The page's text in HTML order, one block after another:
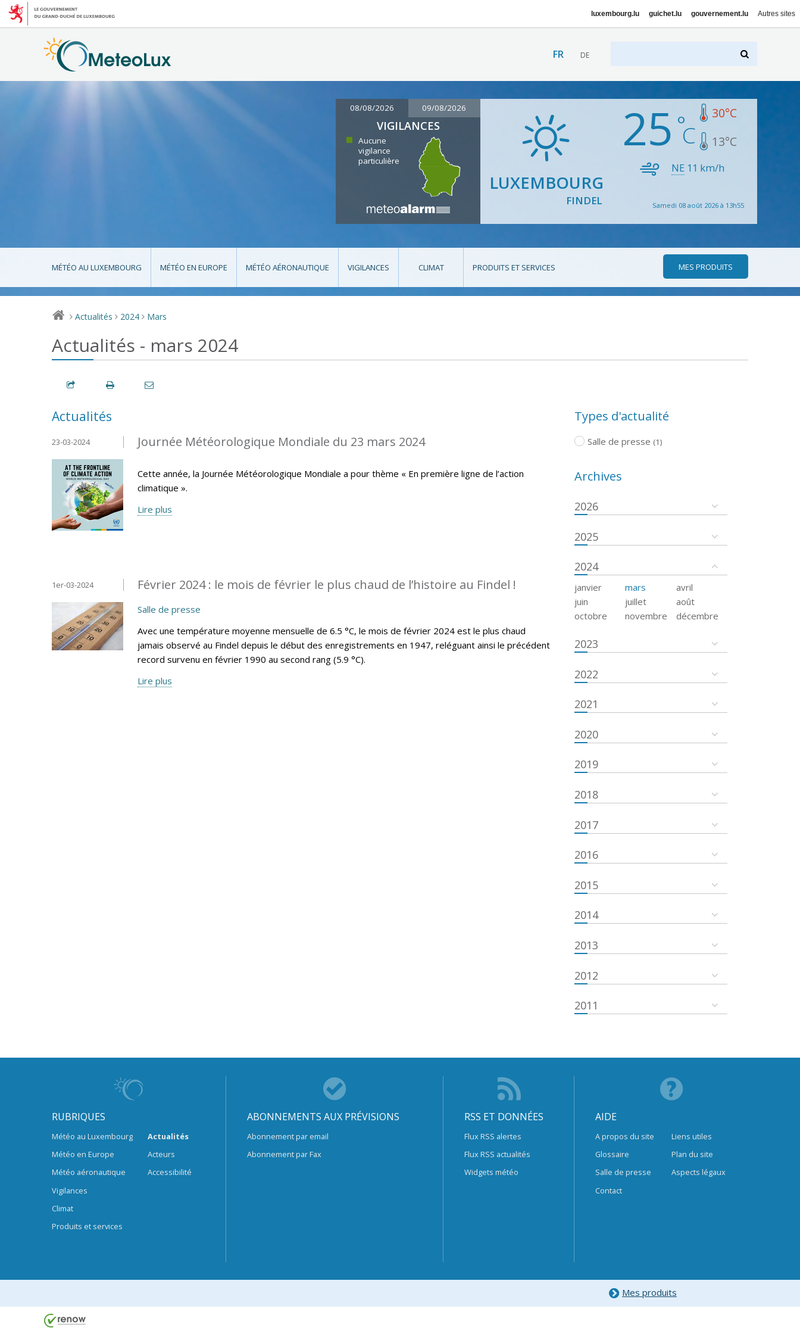
luxembourg.lu guichet.lu gouvernement.lu Autres sites
FR DE
08/08/2026 09/08/2026
VIGILANCES
Aucune
vigilance
particulière
LUXEMBOURG
FINDEL
25 30°C
13°C
NE 11 km/h
Samedi 08 août 2026 à 13h55
MÉTÉO AU LUXEMBOURG MÉTÉO EN EUROPE MÉTÉO AÉRONAUTIQUE VIGILANCES CLIMAT PRODUITS ET SERVICES MES PRODUITS
> Actualités > 2024 > Mars
Actualités - mars 2024
Actualités
Journée Météorologique Mondiale du 23 mars 2024
23-03-2024
Cette année, la Journée Météorologique Mondiale a pour thème « En première ligne de l’action
climatique ».
Lire plus
Février 2024 : le mois de février le plus chaud de l’histoire au Findel !
1er-03-2024
Salle de presse
Avec une température moyenne mensuelle de 6.5 °C, le mois de février 2024 est le plus chaud
jamais observé au Findel depuis le début des enregistrements en 1947, reléguant ainsi le précédent
record survenu en février 1990 au second rang (5.9 °C).
Lire plus
Types d'actualité
Salle de presse (1)
Archives
2026
2025
2024
janvier mars
avril
juin
juillet
août
octobre
novembre décembre
2023
2022
2021
2020
2019
2018
2017
2016
2015
2014
2013
2012
2011
RUBRIQUES
Météo au Luxembourg
Météo en Europe
Météo aéronautique
Vigilances
Climat
Produits et services
Actualités
Acteurs
Accessibilité
ABONNEMENTS AUX PRÉVISIONS
Abonnement par email
Abonnement par Fax
RSS ET DONNÉES
Flux RSS alertes
Flux RSS actualités
Widgets météo
AIDE
A propos du site
Glossaire
Salle de presse
Contact
Liens utiles
Plan du site
Aspects légaux
Mes produits